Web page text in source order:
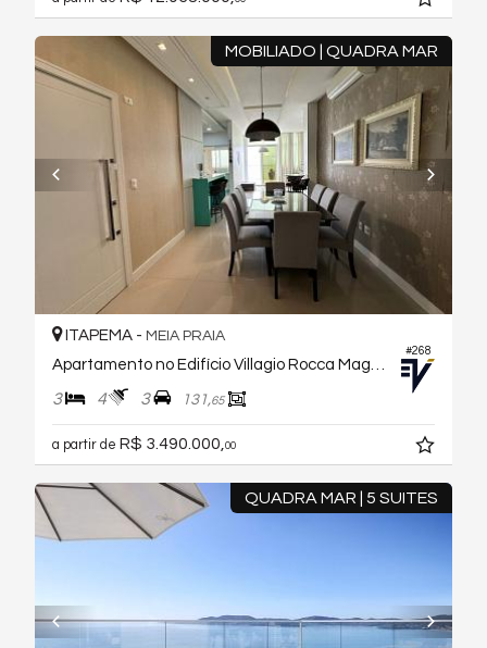
MOBILIADO | QUADRA MAR
#268
ITAPEMA - MEIA PRAIA
Apartamento no Edifício Villagio Rocca Maggiori
3 4 3 131,65
a partir de R$ 3.490.000, 00
QUADRA MAR | 5 SUITES